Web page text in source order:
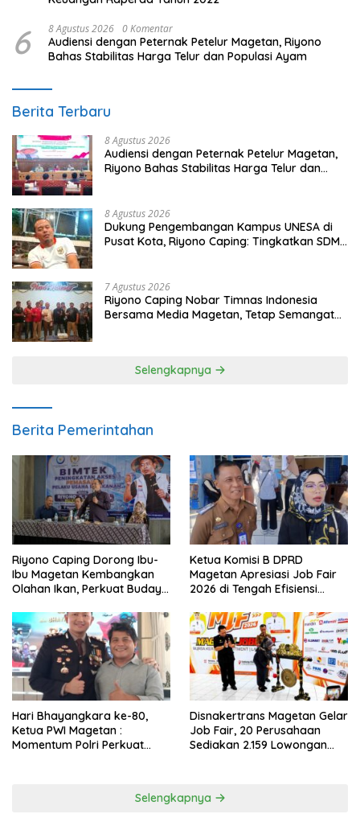
6 8 Agustus 2026 0 Komentar
Audiensi dengan Peternak Petelur Magetan, Riyono
Bahas Stabilitas Harga Telur dan Populasi Ayam
Berita Terbaru
8 Agustus 2026
Audiensi dengan Peternak Petelur Magetan,
Riyono Bahas Stabilitas Harga Telur dan
8 Agustus 2026
Dukung Pengembangan Kampus UNESA di
Pusat Kota, Riyono Caping: Tingkatkan SDM
7 Agustus 2026
Riyono Caping Nobar Timnas Indonesia
Bersama Media Magetan, Tetap Semangat
Selengkapnya
Berita Pemerintahan
Riyono Caping Dorong Ibu-
Ibu Magetan Kembangkan
Olahan Ikan, Perkuat Budaya
Ketua Komisi B DPRD
Magetan Apresiasi Job Fair
2026 di Tengah Efisiensi
Hari Bhayangkara ke-80,
Ketua PWI Magetan :
Momentum Polri Perkuat
Disnakertrans Magetan Gelar
Job Fair, 20 Perusahaan
Sediakan 2.159 Lowongan
Selengkapnya